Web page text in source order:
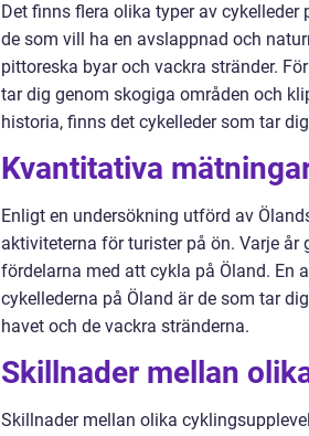
Det finns flera olika typer av
de som vill ha en avslappnad och
pittoreska byar och vackra stränder.
tar dig genom skogiga områden och
historia, finns det cykelleder som tar
Kvantitativa
Enligt en undersökning utförd av
aktiviteterna för turister på ön. Varje
fördelarna med att cykla på Öland. En
cykellederna på Öland är de som tar
havet och de vackra stränderna.
Skillnader mellan
Skillnader mellan olika